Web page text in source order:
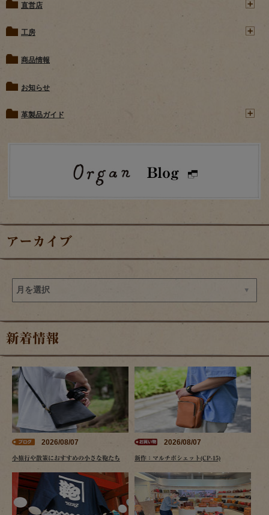
直営店
工房
商品情報
お知らせ
革製品ガイド
アーカイブ
新着情報
2026/08/07
小旅行や散策におすすめの小さな鞄たち
2026/08/07
新作：マルチポシェット(CP-15)